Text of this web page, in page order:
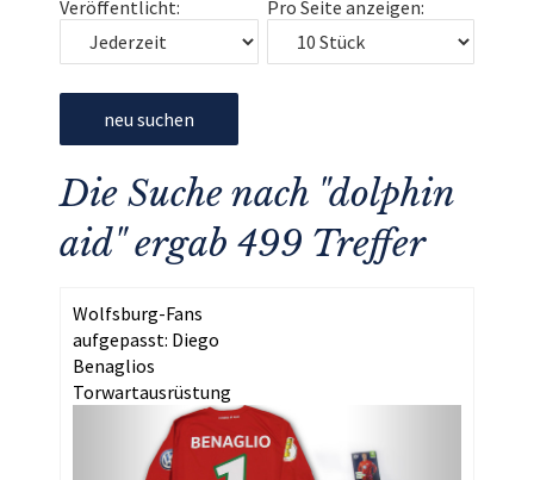
Veröffentlicht: Pro Seite anzeigen:
neu suchen
Die Suche nach "dolphin
aid" ergab 499 Treffer
Wolfsburg-Fans
aufgepasst: Diego
Benaglios
Torwartausrüstung